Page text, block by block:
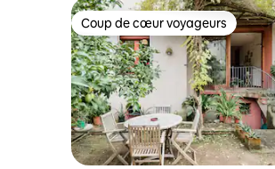
Coup de cœur voyageurs
Coup de cœur voyageurs